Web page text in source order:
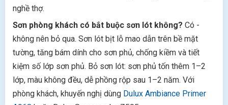
nghề thợ.
Sơn phòng khách có bắt buộc sơn lót không? Có -
không nên bỏ qua. Sơn lót bịt lỗ mao dẫn trên bề mặt
tường, tăng bám dính cho sơn phủ, chống kiềm và tiết
kiệm số lớp sơn phủ. Bỏ sơn lót: sơn phủ tốn thêm 1–2
lớp, màu không đều, dễ phồng rộp sau 1–2 năm. Với
phòng khách, khuyến nghị dùng Dulux Ambiance Primer